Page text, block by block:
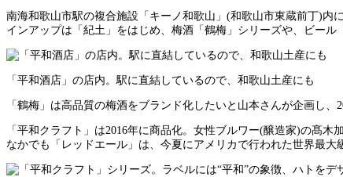
南海和歌山市駅の複合施設「キーノ和歌山」(和歌山市東蔵前丁)内
インアップは「紀土」をはじめ、梅酒「鶴梅」シリーズや、ビー
「平和酒店」の店内。駅に直結しているので、和歌山土産にも
「鶴梅」は高品質の梅酒をブランド化したいと山本さんが企画し
「平和クラフト」は2016年に商品化。女性ブルワー(醸造家)の髙
なかでも「レッドエール」は、今夏にアメリカで行われた世界最